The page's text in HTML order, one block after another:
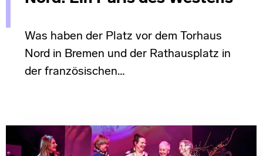
Was haben der Platz vor dem Torhaus
Nord in Bremen und der Rathausplatz in
der französischen…